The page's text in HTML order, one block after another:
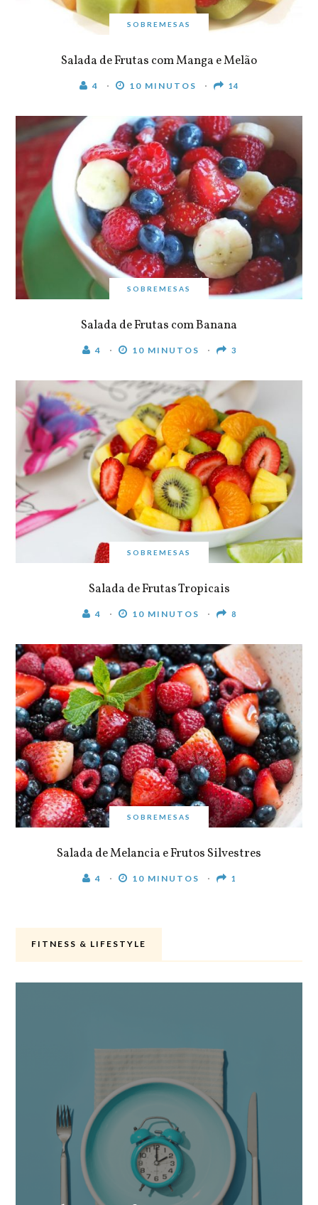
SOBREMESAS
Salada de Frutas com Manga e Melão
4 10 MINUTOS 14
SOBREMESAS
Salada de Frutas com Banana
4 10 MINUTOS 3
SOBREMESAS
Salada de Frutas Tropicais
4 10 MINUTOS 8
SOBREMESAS
Salada de Melancia e Frutos Silvestres
4 10 MINUTOS 1
FITNESS & LIFESTYLE